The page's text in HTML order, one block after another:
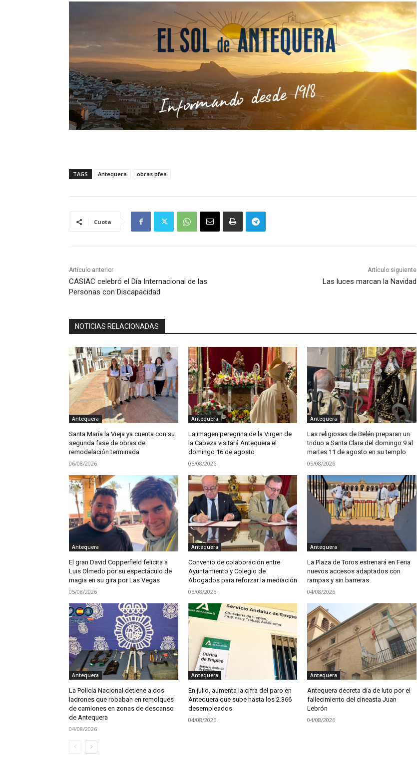
TAGS Antequera obras pfea
Cuota
Artículo anterior
CASIAC celebró el Día Internacional de las
Personas con Discapacidad
Artículo siguiente
Las luces marcan la Navidad
NOTICIAS RELACIONADAS
Antequera
Santa María la Vieja ya cuenta con su
segunda fase de obras de
remodelación terminada
06/08/2026
Antequera
La imagen peregrina de la Virgen de
la Cabeza visitará Antequera el
domingo 16 de agosto
05/08/2026
Antequera
Las religiosas de Belén preparan un
triduo a Santa Clara del domingo 9 al
martes 11 de agosto en su templo
05/08/2026
Antequera
El gran David Copperfield felicita a
Luis Olmedo por su espectáculo de
magia en su gira por Las Vegas
05/08/2026
Antequera
Convenio de colaboración entre
Ayuntamiento y Colegio de
Abogados para reforzar la mediación
05/08/2026
Antequera
La Plaza de Toros estrenará en Feria
nuevos accesos adaptados con
rampas y sin barreras
04/08/2026
Antequera
La Policía Nacional detiene a dos
ladrones que robaban en remolques
de camiones en zonas de descanso
de Antequera
04/08/2026
Antequera
En julio, aumenta la cifra del paro en
Antequera que sube hasta los 2.366
desempleados
04/08/2026
Antequera
Antequera decreta día de luto por el
fallecimiento del cineasta Juan
Lebrón
04/08/2026